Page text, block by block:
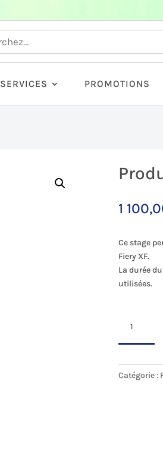
SERVICES PROMOTIONS
1
Ce stage
Fiery XF.
La durée
utilisées.
Production
un
Catégorie :